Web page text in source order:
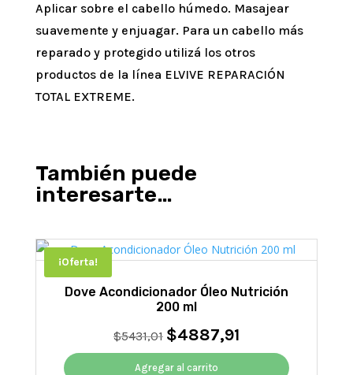
Aplicar sobre el cabello húmedo. Masajear
suavemente y enjuagar. Para un cabello más
reparado y protegido utilizá los otros
productos de la línea ELVIVE REPARACIÓN
TOTAL EXTREME.
También puede
interesarte…
¡Oferta!
Dove Acondicionador Óleo Nutrición
200 ml
$5431,01 El
precio
original
$4887,91
precio
Agregar al carrito